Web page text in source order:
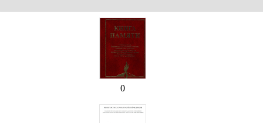
0